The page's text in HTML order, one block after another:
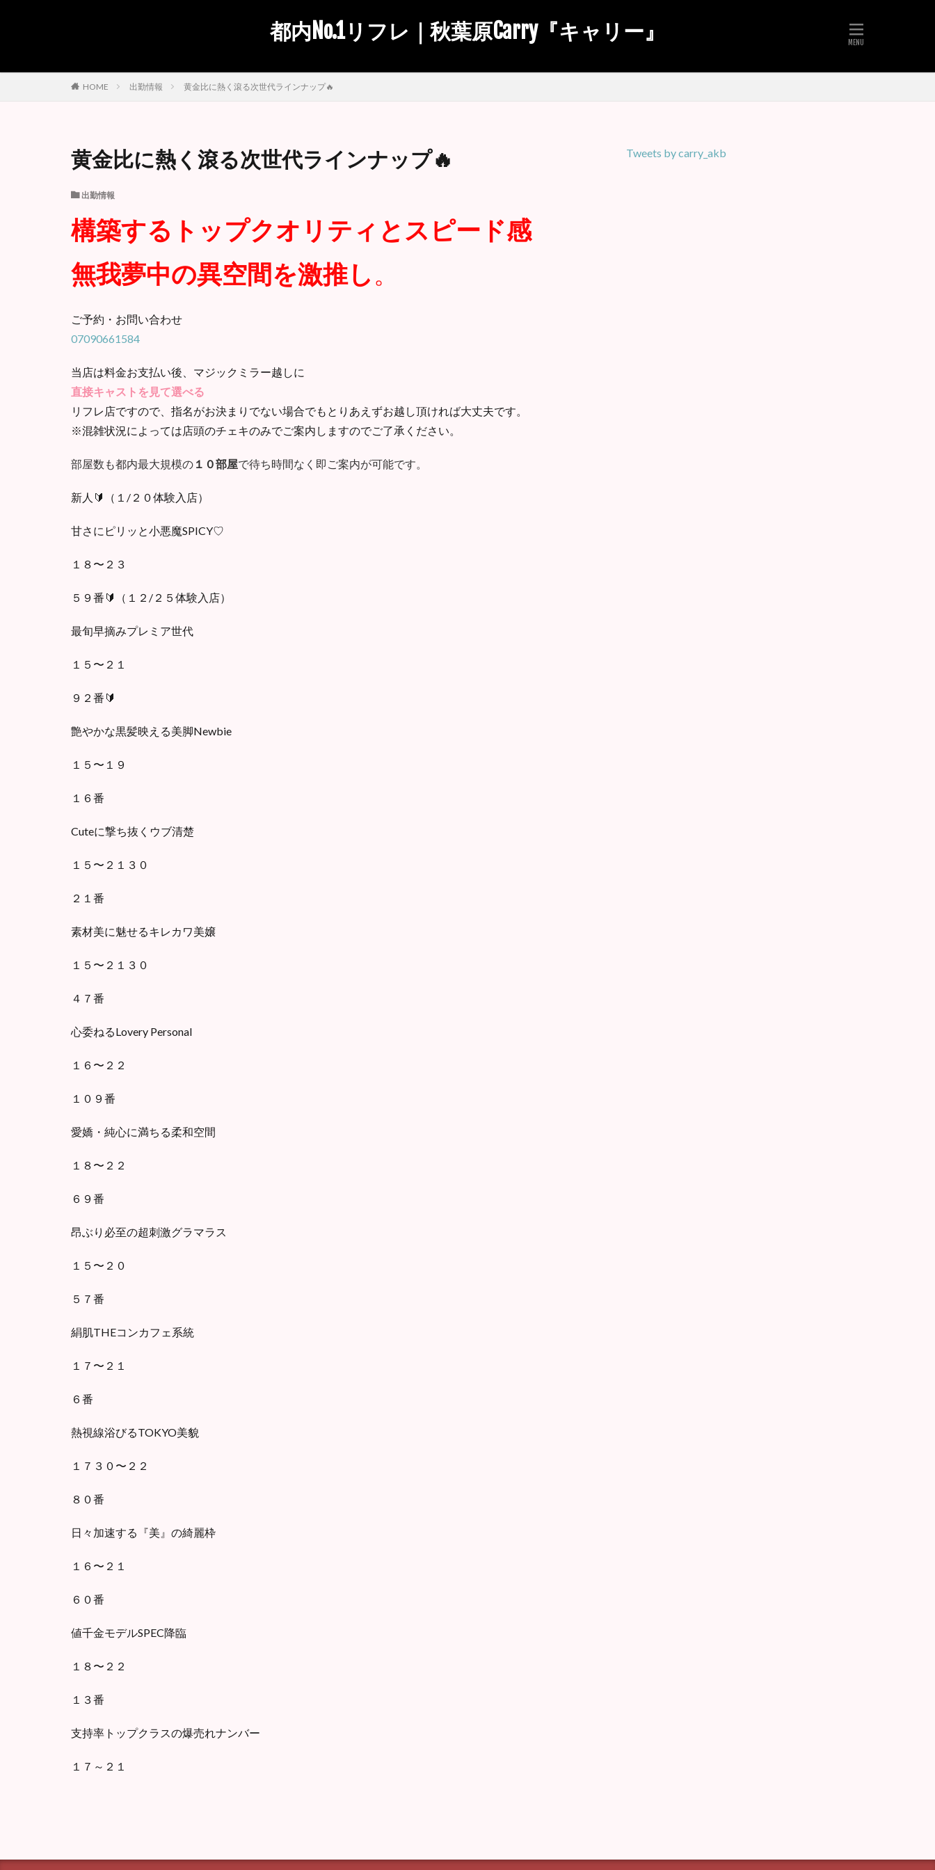
都内No.1リフレ｜秋葉原Carry『キャリー』
HOME 出勤情報 黄金比に熱く滾る次世代ラインナップ🔥
黄金比に熱く滾る次世代ラインナップ🔥
出勤情報
構築するトップクオリティとスピード感
無我夢中の異空間を激推し。
ご予約・お問い合わせ
07090661584
当店は料金お支払い後、マジックミラー越しに
直接キャストを見て選べる
リフレ店ですので、指名がお決まりでない場合でもとりあえずお越し頂ければ大丈夫です。
※混雑状況によっては店頭のチェキのみでご案内しますのでご了承ください。
部屋数も都内最大規模の １０部屋で待ち時間なく即ご案内が可能です。
新人🔰（１/２０体験入店）
甘さにピリッと小悪魔SPICY♡
１８〜２３
５９番🔰（１２/２５体験入店）
最旬早摘みプレミア世代
１５〜２１
９２番🔰
艶やかな黒髪映える美脚Newbie
１５〜１９
１６番
Cuteに撃ち抜くウブ清楚
１５〜２１３０
２１番
素材美に魅せるキレカワ美嬢
１５〜２１３０
４７番
心委ねるLovery Personal
１６〜２２
１０９番
愛嬌・純心に満ちる柔和空間
１８〜２２
６９番
昂ぶり必至の超刺激グラマラス
１５〜２０
５７番
絹肌THEコンカフェ系統
１７〜２１
６番
熱視線浴びるTOKYO美貌
１７３０〜２２
８０番
日々加速する『美』の綺麗枠
１６〜２１
６０番
値千金モデルSPEC降臨
１８〜２２
１３番
支持率トップクラスの爆売れナンバー
１７～２１
Tweets by carry_akb